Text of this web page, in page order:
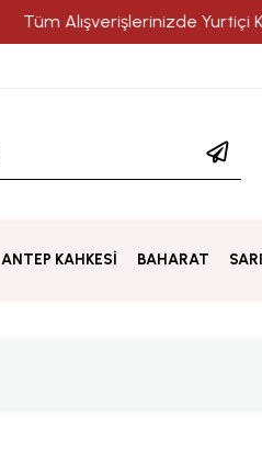
Tüm Alışverişlerinizde Yurtiçi
ANTEP KAHKESİ BAHARAT